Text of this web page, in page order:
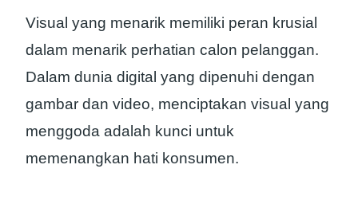
Visual yang menarik memiliki peran krusial
dalam menarik perhatian calon pelanggan.
Dalam dunia digital yang dipenuhi dengan
gambar dan video, menciptakan visual yang
menggoda adalah kunci untuk
memenangkan hati konsumen.